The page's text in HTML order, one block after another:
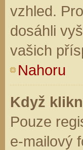
vzhled.
dosáhli
vašich
Nahoru
Když
Pouze
e-mailový